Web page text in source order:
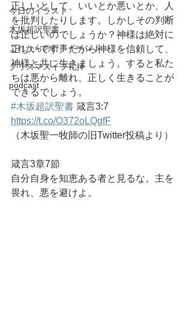
今日のイラスト
木坂超訳聖書
これからの行事イベント
クリスマスイブ礼拝
podcast
正しいとして、いいとか悪いとか、人
を批判したりします。しかしその判断
は正しいのでしょうか？神様は絶対に
正しいです。だから神様を信頼して、
神様と共に生きましょう。すると私た
ちは悪から離れ、正しく生きることが
できるでしょう。
#木坂超訳聖書 箴言3:7
https://t.co/O372oLQgfF
（木坂聖一牧師の旧Twitter投稿より）
箴言3章7節
自分自身を知恵ある者と見るな。主を
畏れ、悪を避けよ。